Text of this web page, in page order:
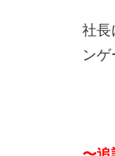
社長
ンゲ